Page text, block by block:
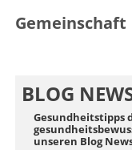
Gemeinschaft
BLOG
Gesundheitstipps
unseren Blog